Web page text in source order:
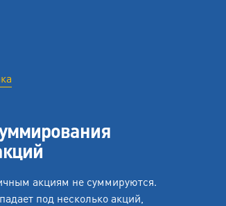
акциям не суммируются.
под несколько акций,